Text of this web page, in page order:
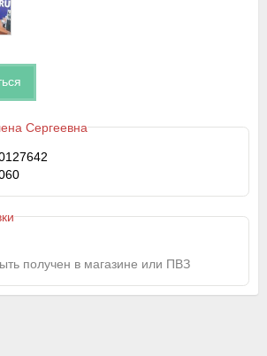
Сергеевна
получен в магазине или ПВЗ